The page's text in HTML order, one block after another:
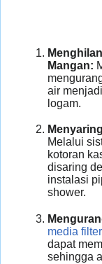
Mangan:
air
logam.
Melalui
kotoran
disaring
instalasi
shower.
media
dapat
sehingga